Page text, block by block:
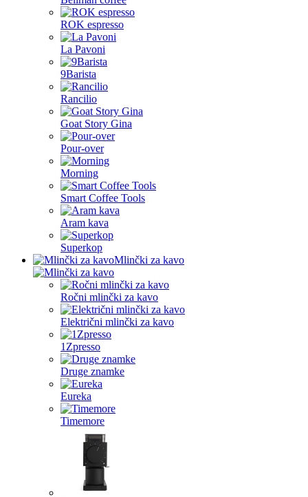
ROK espresso
La Pavoni
9Barista
Rancilio
Goat Story Gina
Pour-over
Morning
Smart Coffee Tools
Aram kava
Superkop
Mlinčki za kavo
Ročni mlinčki za kavo
Električni mlinčki za kavo
1Zpresso
Druge znamke
Eureka
Timemore